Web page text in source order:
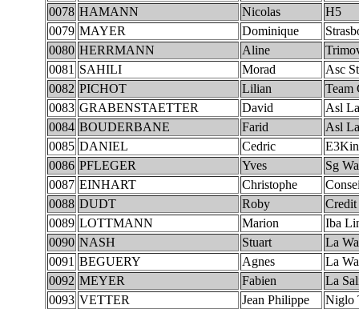
0078 HAMANN Nicolas
H5
0079 MAYER Dominique
0080 HERRMANN Aline
0081 SAHILI Morad
Asc
0082 PICHOT Lilian
Team
0083 GRABENSTAETTER David
Asl
0084 BOUDERBANE Farid
Asl
0085 DANIEL Cedric
0086 PFLEGER Yves
Sg
0087 EINHART Christophe
0088 DUDT Roby
0089 LOTTMANN Marion
Iba
0090 NASH Stuart
La
0091 BEGUERY Agnes
La
0092 MEYER Fabien
La
0093 VETTER Jean Philippe
Niglo